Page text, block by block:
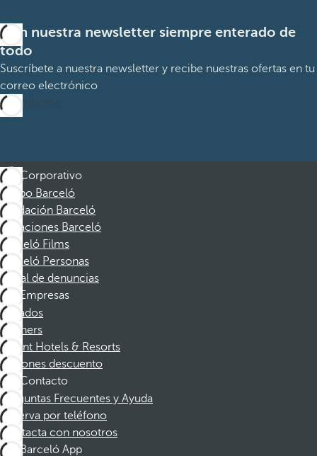
Con nuestra newsletter siempre enterado de
todo
Suscríbete a nuestra newsletter y recibe nuestras ofertas en tu
correo electrónico
Suscribirme
Corporativo
Grupo Barceló
Fundación Barceló
Vacaciones Barceló
Barceló Films
Barceló Personas
Canal de denuncias
Empresas
Afiliados
Partners
Dorint Hotels & Resorts
Cupones descuento
Contacto
Preguntas Frecuentes y Ayuda
Reserva por teléfono
Contacta con nosotros
Barceló App